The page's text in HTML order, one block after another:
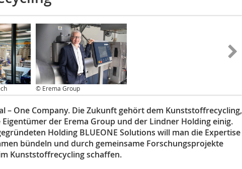
© Erema Group
– One Company. Die Zukunft gehört dem Kunststoffrecycling,
der Erema Group und der Lindner Holding einig.
Holding BLUEONE Solutions will man die Expertise
bündeln und durch gemeinsame Forschungsprojekte
Kunststoffrecycling schaffen.